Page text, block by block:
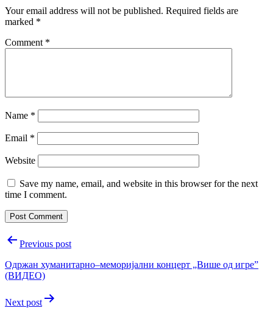
Your email address will not be published. Required fields are
marked *
Comment *
Name *
Email *
Website
Save my name, email, and website in this browser for the next
time I comment.
PostPrevious post
Oдржан хуманитарно–меморијални концерт „Више од игре”
(ВИДЕО)
Next post